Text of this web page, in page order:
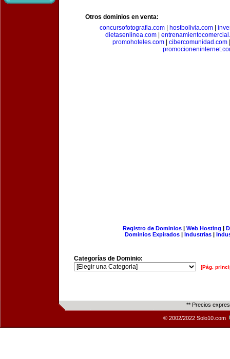
Otros dominios en venta:
concursofotografia.com| hostbolivia.com|
dietasenlinea.com|
promohoteles.com
cibercomunidad.com
Registro de Dominios| Web Hosting |
Dominios Expirados | Industrias |
Categorías de Dominio:
[Pág.
** Precios
© 2002/2022 Solo10.com